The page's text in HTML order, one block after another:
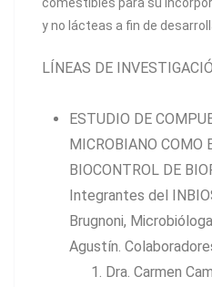
y no lácteas a fin de
LÍNEAS DE
ESTUDIO DE
MICROBIANO COMO
BIOCONTROL DE
Integrantes del
Brugnoni,
Agustín.
Dra. Carmen